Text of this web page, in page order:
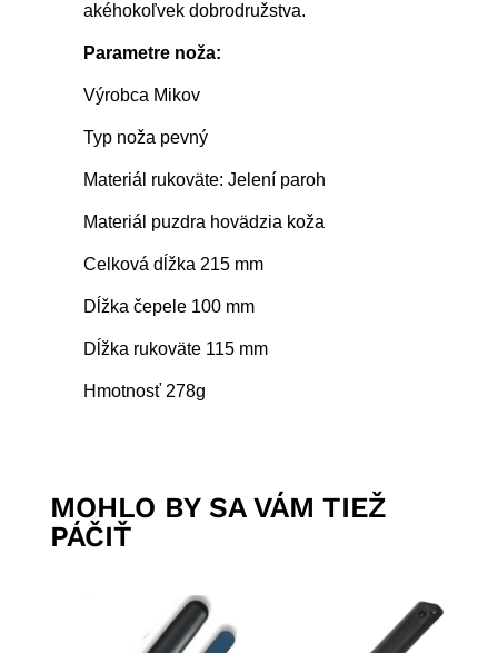
akéhokoľvek dobrodružstva.
Parametre noža:
Výrobca Mikov
Typ noža pevný
Materiál rukoväte: Jelení paroh
Materiál puzdra hovädzia koža
Celková dĺžka 215 mm
Dĺžka čepele 100 mm
Dĺžka rukoväte 115 mm
Hmotnosť 278g
MOHLO BY SA VÁM TIEŽ
PÁČIŤ